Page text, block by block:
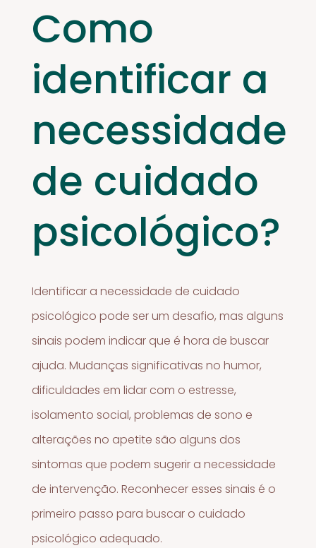
Como
identificar a
necessidade
de cuidado
psicológico?
Identificar a necessidade de cuidado
psicológico pode ser um desafio, mas alguns
sinais podem indicar que é hora de buscar
ajuda. Mudanças significativas no humor,
dificuldades em lidar com o estresse,
isolamento social, problemas de sono e
alterações no apetite são alguns dos
sintomas que podem sugerir a necessidade
de intervenção. Reconhecer esses sinais é o
primeiro passo para buscar o cuidado
psicológico adequado.